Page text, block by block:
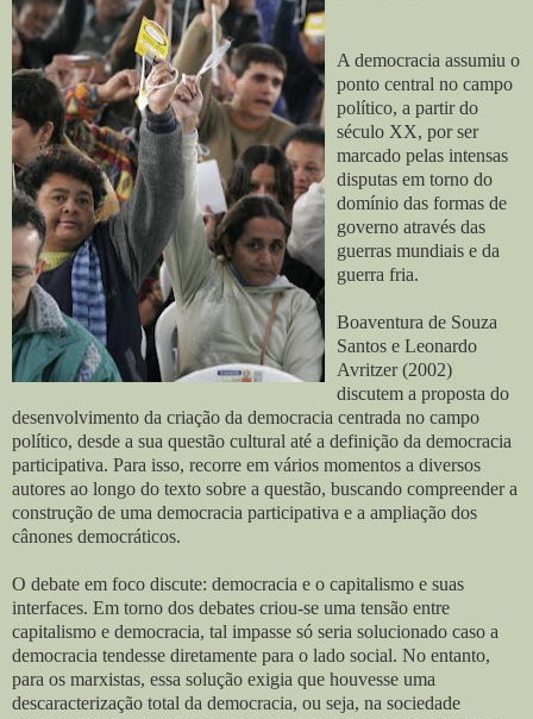
A democracia assumiu o
ponto central no campo
político, a partir do
século XX, por ser
marcado pelas intensas
disputas em torno do
domínio das formas de
governo através das
guerras mundiais e da
guerra fria.
Boaventura de Souza
Santos e Leonardo
Avritzer (2002)
discutem a proposta do
desenvolvimento da criação da democracia centrada no campo
político, desde a sua questão cultural até a definição da democracia
participativa. Para isso, recorre em vários momentos a diversos
autores ao longo do texto sobre a questão, buscando compreender a
construção de uma democracia participativa e a ampliação dos
cânones democráticos.
O debate em foco discute: democracia e o capitalismo e suas
interfaces. Em torno dos debates criou-se uma tensão entre
capitalismo e democracia, tal impasse só seria solucionado caso a
democracia tendesse diretamente para o lado social. No entanto,
para os marxistas, essa solução exigia que houvesse uma
descaracterização total da democracia, ou seja, na sociedade